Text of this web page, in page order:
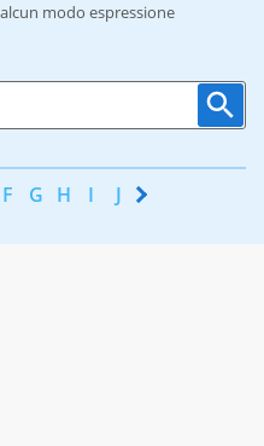
modo espressione
F G H I J K